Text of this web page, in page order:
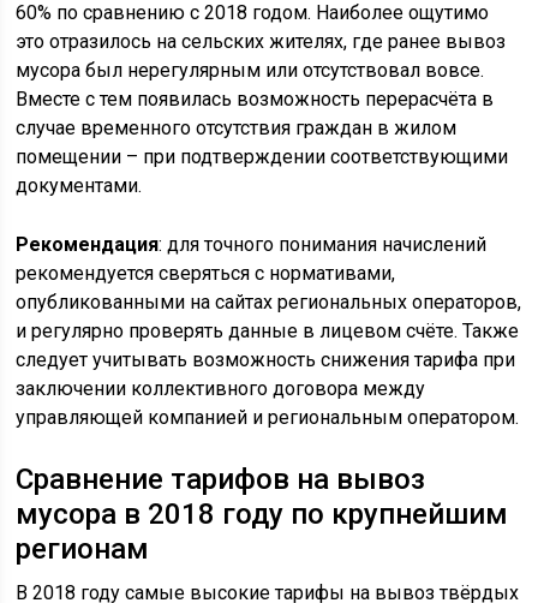
60% по сравнению с 2018 годом. Наиболее ощутимо
это отразилось на сельских жителях, где ранее вывоз
мусора был нерегулярным или отсутствовал вовсе.
Вместе с тем появилась возможность перерасчёта в
случае временного отсутствия граждан в жилом
помещении – при подтверждении соответствующими
документами.
Рекомендация: для точного понимания начислений
рекомендуется сверяться с нормативами,
опубликованными на сайтах региональных операторов,
и регулярно проверять данные в лицевом счёте. Также
следует учитывать возможность снижения тарифа при
заключении коллективного договора между
управляющей компанией и региональным оператором.
Сравнение тарифов на вывоз
мусора в 2018 году по крупнейшим
регионам
В 2018 году самые высокие тарифы на вывоз твёрдых